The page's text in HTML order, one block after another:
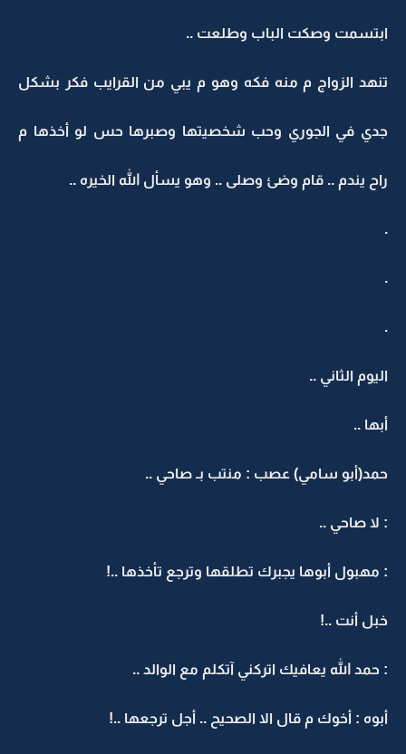
ابتسمت وصكت الباب وطلعت ..
تنهد الزواج م منه فكه وهو م يبي من القرايب فكر بشكل
جدي في الجوري وحب شخصيتها وصبرها حس لو أخذها م
راح يندم .. قام وضئ وصلى .. وهو يسأل الله الخيره ..
.
.
.
اليوم الثاني ..
أبها ..
حمد(أبو سامي) عصب : منتب بـ صاحي ..
: لا صاحي ..
: مهبول أبوها يجبرك تطلقها وترجع تأخذها ..!
خبل أنت ..!
: حمد الله يعافيك اتركني آتكلم مع الوالد ..
أبوه : أخوك م قال الا الصحيح .. أجل ترجعها ..!